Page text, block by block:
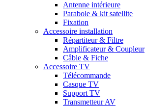
Antenne intérieure
Parabole & kit satellite
Fixation
Accessoire installation
Répartiteur & Filtre
Amplificateur & Coupleur
Câble & Fiche
Accessoire TV
Télécommande
Casque TV
Support TV
Transmetteur AV